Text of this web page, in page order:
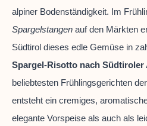
alpiner Bodenständigkeit. Im
Spargelstangen auf den Märkten
Südtirol dieses edle Gemüse in
Spargel-Risotto nach Südtiroler
beliebtesten Frühlingsgerichten
entsteht ein cremiges,
elegante Vorspeise als auch als